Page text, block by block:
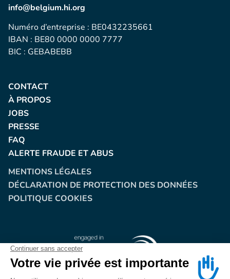
info@belgium.hi.org
Numéro d’entreprise : BE0432235661
IBAN : BE80 0000 0000 7777
BIC : GEBABEBB
CONTACT
À PROPOS
JOBS
PRESSE
FAQ
ALERTE FRAUDE ET ABUS
MENTIONS LÉGALES
DÉCLARATION DE PROTECTION DES DONNÉES
POLITIQUE COOKIES